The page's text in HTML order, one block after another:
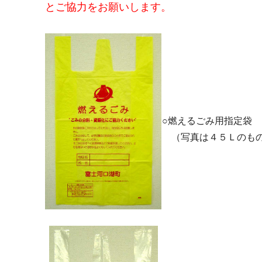
とご協力をお願いします。
○燃えるごみ用指定袋
（写真は４５Ｌのも